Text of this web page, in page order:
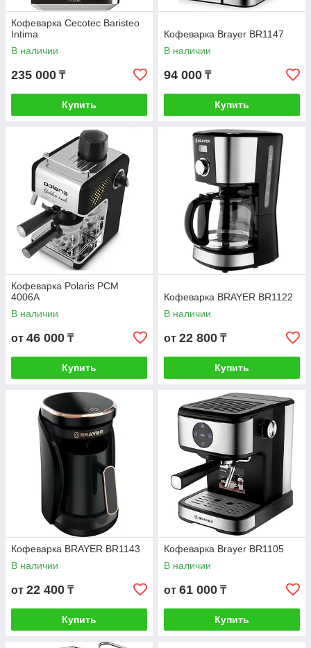
Кофеварка Cecotec Baristeo
Intima
В наличии
235 000 ₸
Купить
Кофеварка Brayer BR1147
В наличии
94 000 ₸
Купить
Кофеварка Polaris PCM
4006A
В наличии
от 46 000 ₸
Купить
Кофеварка BRAYER BR1122
В наличии
от 22 800 ₸
Купить
Кофеварка BRAYER BR1143
В наличии
от 22 400 ₸
Купить
Кофеварка Brayer BR1105
В наличии
от 61 000 ₸
Купить